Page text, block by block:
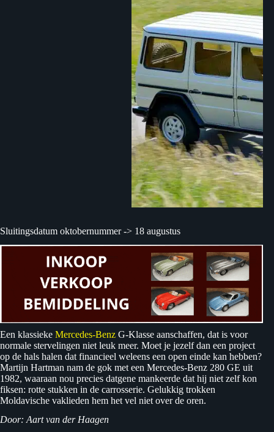
Sluitingsdatum oktobernummer -> 18 augustus
Een klassieke Mercedes-Benz G-Klasse aanschaffen, dat is voor
normale stervelingen niet leuk meer. Moet je jezelf dan een project
op de hals halen dat financieel weleens een open einde kan hebben?
Martijn Hartman nam de gok met een Mercedes-Benz 280 GE uit
1982, waaraan nou precies datgene mankeerde dat hij niet zelf kon
fiksen: rotte stukken in de carrosserie. Gelukkig trokken
Moldavische vaklieden hem het vel niet over de oren.
Door: Aart van der Haagen